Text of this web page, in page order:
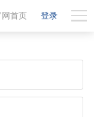
登录
首页